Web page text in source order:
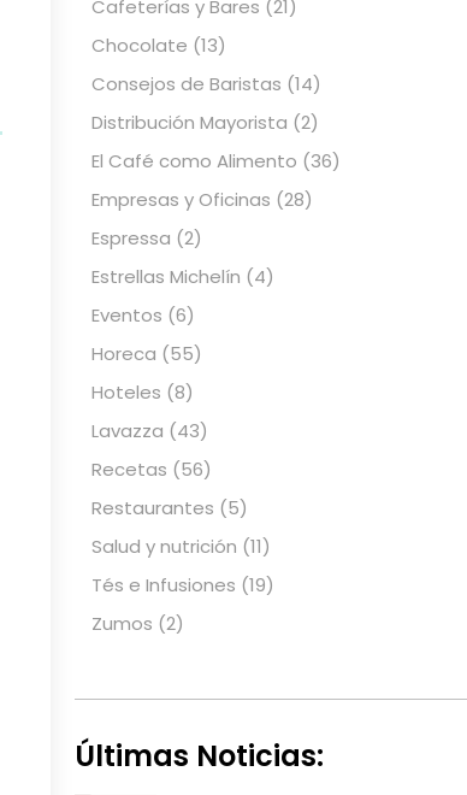
Cafeterías y Bares (21)
Chocolate (13)
Consejos de Baristas (14)
Distribución Mayorista (2)
El Café como Alimento (36)
Empresas y Oficinas (28)
Espressa (2)
Estrellas Michelín (4)
Eventos (6)
Horeca (55)
Hoteles (8)
Lavazza (43)
Recetas (56)
Restaurantes (5)
Salud y nutrición (11)
Tés e Infusiones (19)
Zumos (2)
Últimas Noticias: